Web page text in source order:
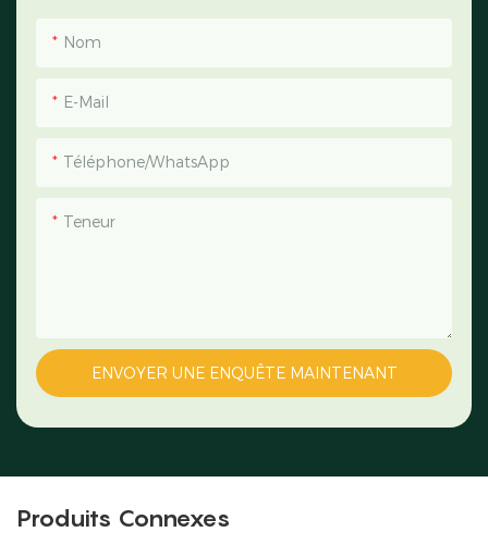
Nom
E-Mail
Téléphone/WhatsApp
Teneur
ENVOYER UNE ENQUÊTE MAINTENANT
Produits Connexes